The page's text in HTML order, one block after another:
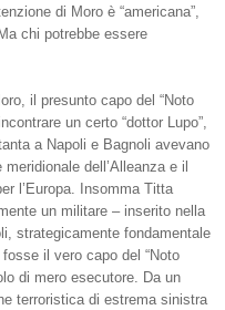
di Moro è “americana”,
chi potrebbe essere
il presunto capo del “Noto
un certo “dottor Lupo”,
a Napoli e Bagnoli avevano
dell’Alleanza e il
l’Europa. Insomma Titta
un militare – inserito nella
strategicamente fondamentale
fosse il vero capo del “Noto
di mero esecutore. Da un
terroristica di estrema sinistra